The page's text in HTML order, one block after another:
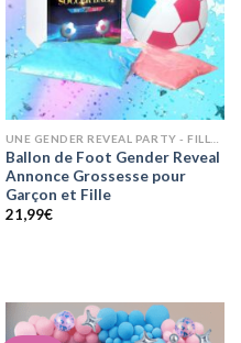
Ballon de Foot Gender Reveal
Annonce Grossesse pour
Garçon et Fille
21,99€